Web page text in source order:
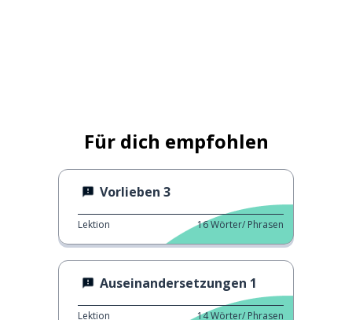
Für dich empfohlen
Vorlieben 3
Lektion 16Wörter/ Phrasen
Auseinandersetzungen 1
Lektion 14Wörter/ Phrasen